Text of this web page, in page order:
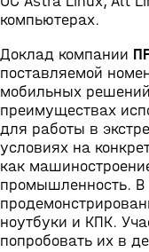
компьютерах.
Доклад компании
поставляемой
мобильных
преимуществах
для работы в
условиях на
как
промышленность. В
ноутбуки и КПК.
попробовать их в